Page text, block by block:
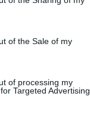
of the Sale of my
of processing my
Targeted Advertising.
Q R S T